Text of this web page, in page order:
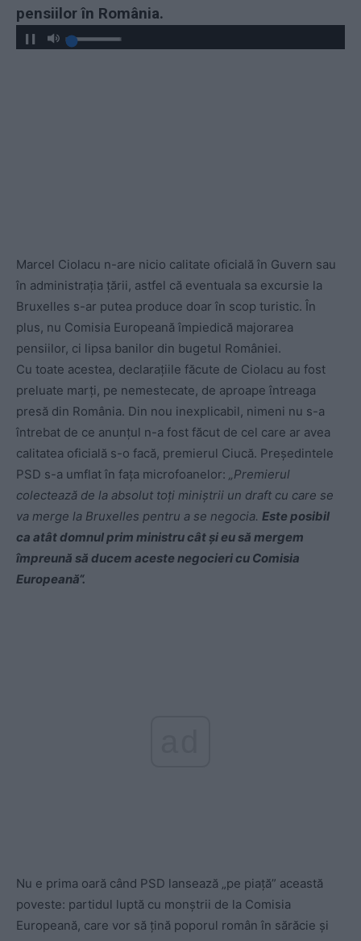
pensiilor în România.
Marcel Ciolacu n-are nicio calitate oficială în Guvern sau
în administrația țării, astfel că eventuala sa excursie la
Bruxelles s-ar putea produce doar în scop turistic. În
plus, nu Comisia Europeană împiedică majorarea
pensiilor, ci lipsa banilor din bugetul României.
Cu toate acestea, declarațiile făcute de Ciolacu au fost
preluate marți, pe nemestecate, de aproape întreaga
presă din România. Din nou inexplicabil, nimeni nu s-a
întrebat de ce anunțul n-a fost făcut de cel care ar avea
calitatea oficială s-o facă, premierul Ciucă. Președintele
PSD s-a umflat în fața microfoanelor:
„Premierul
colectează de la absolut toți miniștrii un draft cu care se
va merge la Bruxelles pentru a se negocia. Este posibil
ca atât domnul prim ministru cât și eu să mergem
împreună să ducem aceste negocieri cu Comisia
Europeană“.
Nu e prima oară când PSD lansează „pe piață” această
poveste: partidul luptă cu monștrii de la Comisia
Europeană, care vor să țină poporul român în sărăcie și